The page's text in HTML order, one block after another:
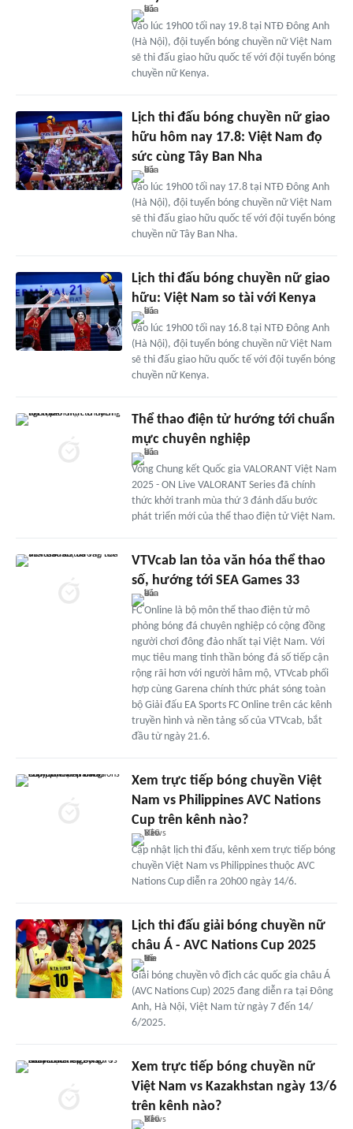
Vào lúc 19h00 tối nay 19.8 tại NTĐ Đông Anh
(Hà Nội), đội tuyển bóng chuyền nữ Việt Nam
sẽ thi đấu giao hữu quốc tế với đội tuyển bóng
chuyền nữ Kenya.
Lịch thi đấu bóng chuyền nữ giao
hữu hôm nay 17.8: Việt Nam đọ
sức cùng Tây Ban Nha
Vào lúc 19h00 tối nay 17.8 tại NTĐ Đông Anh
(Hà Nội), đội tuyển bóng chuyền nữ Việt Nam
sẽ thi đấu giao hữu quốc tế với đội tuyển bóng
chuyền nữ Tây Ban Nha.
Lịch thi đấu bóng chuyền nữ giao
hữu: Việt Nam so tài với Kenya
Vào lúc 19h00 tối nay 16.8 tại NTĐ Đông Anh
(Hà Nội), đội tuyển bóng chuyền nữ Việt Nam
sẽ thi đấu giao hữu quốc tế với đội tuyển bóng
chuyền nữ Kenya.
Thể thao điện tử hướng tới chuẩn
mực chuyên nghiệp
Vòng Chung kết Quốc gia VALORANT Việt Nam
2025 - ON Live VALORANT Series đã chính
thức khởi tranh mùa thứ 3 đánh dấu bước
phát triển mới của thể thao điện tử Việt Nam.
VTVcab lan tỏa văn hóa thể thao
số, hướng tới SEA Games 33
FC Online là bộ môn thể thao điện tử mô
phỏng bóng đá chuyên nghiệp có cộng đồng
người chơi đông đảo nhất tại Việt Nam. Với
mục tiêu mang tinh thần bóng đá số tiếp cận
rộng rãi hơn với người hâm mộ, VTVcab phối
hợp cùng Garena chính thức phát sóng toàn
bộ Giải đấu EA Sports FC Online trên các kênh
truyền hình và nền tảng số của VTVcab, bắt
đầu từ ngày 21.6.
Xem trực tiếp bóng chuyền Việt
Nam vs Philippines AVC Nations
Cup trên kênh nào?
Cập nhật lịch thi đấu, kênh xem trực tiếp bóng
chuyền Việt Nam vs Philippines thuộc AVC
Nations Cup diễn ra 20h00 ngày 14/6.
Lịch thi đấu giải bóng chuyền nữ
châu Á - AVC Nations Cup 2025
Giải bóng chuyền vô địch các quốc gia châu Á
(AVC Nations Cup) 2025 đang diễn ra tại Đông
Anh, Hà Nội, Việt Nam từ ngày 7 đến 14/
6/2025.
Xem trực tiếp bóng chuyền nữ
Việt Nam vs Kazakhstan ngày 13/6
trên kênh nào?